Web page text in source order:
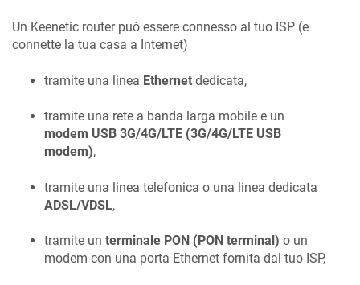
Un Keenetic router può essere connesso al tuo ISP (e
connette la tua casa a Internet)
tramite una linea Ethernet dedicata,
tramite una rete a banda larga mobile e un
modem USB 3G/4G/LTE (3G/4G/LTE USB
modem),
tramite una linea telefonica o una linea dedicata
ADSL/VDSL,
tramite un terminale PON (PON terminal) o un
modem con una porta Ethernet fornita dal tuo ISP,